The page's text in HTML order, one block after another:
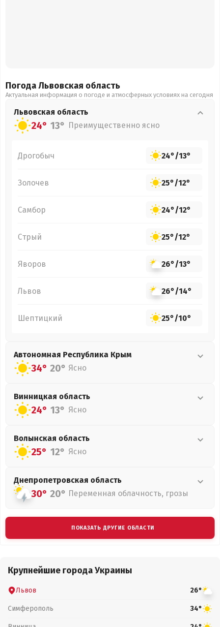
Погода Львовская область
Актуальная информация о погоде и атмосферных условиях на сегодня
Львовская область
24° 13° Преимущественно ясно
Дрогобыч 24°/13°
Золочев 25°/12°
Самбор 24°/12°
Стрый 25°/12°
Яворов 26°/13°
Львов 26°/14°
Шептицкий 25°/10°
Автономная Республика Крым
34° 20° Ясно
Винницкая область
24° 13° Ясно
Волынская область
25° 12° Ясно
Днепропетровская область
30° 20° Переменная облачность, грозы
ПОКАЗАТЬ ДРУГИЕ ОБЛАСТИ
Крупнейшие города Украины
Львов 26°
Симферополь 34°